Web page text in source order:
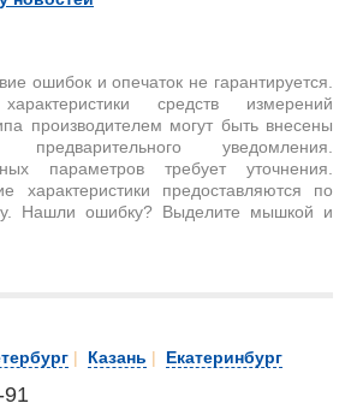
ошибок и опечаток не гарантируется.
средств измерений
производителем могут быть внесены
уведомления.
параметров требует уточнения.
характеристики предоставляются по
Нашли ошибку? Выделите мышкой и
| Казань | Екатеринбург
91